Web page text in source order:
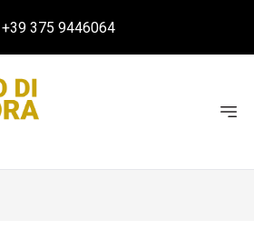
375 9446064